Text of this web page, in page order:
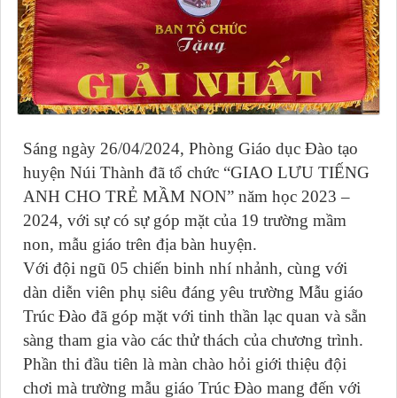
Sáng ngày 26/04/2024, Phòng Giáo dục Đào tạo
huyện Núi Thành đã tổ chức “GIAO LƯU TIẾNG
ANH CHO TRẺ MẦM NON” năm học 2023 –
2024, với sự có sự góp mặt của 19 trường mầm
non, mẫu giáo trên địa bàn huyện.
Với đội ngũ 05 chiến binh nhí nhảnh, cùng với
dàn diễn viên phụ siêu đáng yêu trường Mẫu giáo
Trúc Đào đã góp mặt với tinh thần lạc quan và sẵn
sàng tham gia vào các thử thách của chương trình.
Phần thi đầu tiên là màn chào hỏi giới thiệu đội
chơi mà trường mẫu giáo Trúc Đào mang đến với